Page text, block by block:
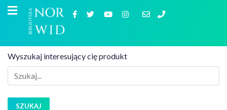
Wyszukaj interesujący cię produkt
SZUKAJ